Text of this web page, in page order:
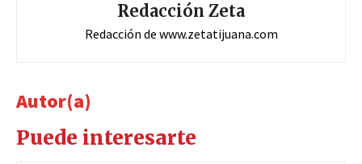
Redacción Zeta
Redacción de www.zetatijuana.com
Autor(a)
Puede interesarte